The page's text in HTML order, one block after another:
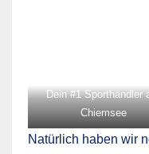
Dein #1 Sporthändler
Chiemsee
Natürlich haben wir